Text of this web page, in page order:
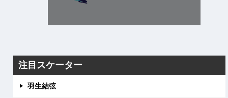
注目スケーター
羽生結弦